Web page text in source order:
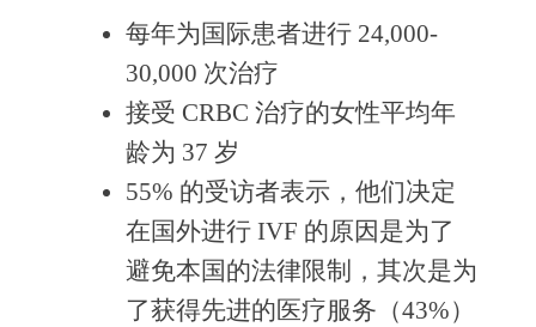
每年为国际患者进行 24,000-
30,000 次治疗
接受 CRBC 治疗的女性平均年
龄为 37 岁
55% 的受访者表示，他们决定
在国外进行 IVF 的原因是为了
避免本国的法律限制，其次是为
了获得先进的医疗服务（43%）